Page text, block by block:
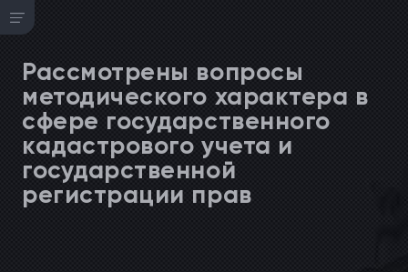
Рассмотрены вопросы
методического характера в
сфере государственного
кадастрового учета и
государственной
регистрации прав